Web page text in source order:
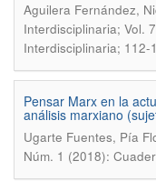
Aguilera Fernández,
Interdisciplinaria; Vol.
Interdisciplinaria; 112-
Pensar Marx en la
análisis marxiano
Ugarte Fuentes, Pía
Núm. 1 (2018):